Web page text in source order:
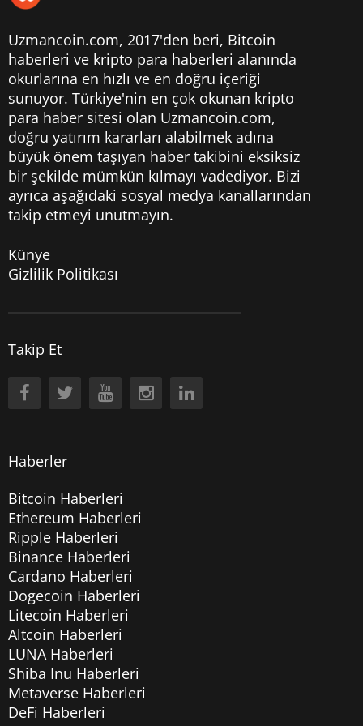
Uzmancoin.com, 2017'den beri, Bitcoin
haberleri ve kripto para haberleri alanında
okurlarına en hızlı ve en doğru içeriği
sunuyor. Türkiye'nin en çok okunan kripto
para haber sitesi olan Uzmancoin.com,
doğru yatırım kararları alabilmek adına
büyük önem taşıyan haber takibini eksiksiz
bir şekilde mümkün kılmayı vadediyor. Bizi
ayrıca aşağıdaki sosyal medya kanallarından
takip etmeyi unutmayın.
Künye
Gizlilik Politikası
Takip Et
Haberler
Bitcoin Haberleri
Ethereum Haberleri
Ripple Haberleri
Binance Haberleri
Cardano Haberleri
Dogecoin Haberleri
Litecoin Haberleri
Altcoin Haberleri
LUNA Haberleri
Shiba Inu Haberleri
Metaverse Haberleri
DeFi Haberleri